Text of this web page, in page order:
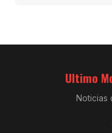
Ultimo
Noticias